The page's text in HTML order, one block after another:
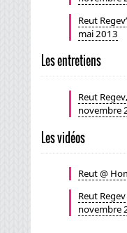
Reut
mai 2013
Les entretiens
Reut
novembre
Les vidéos
Reut @
Reut
novembre